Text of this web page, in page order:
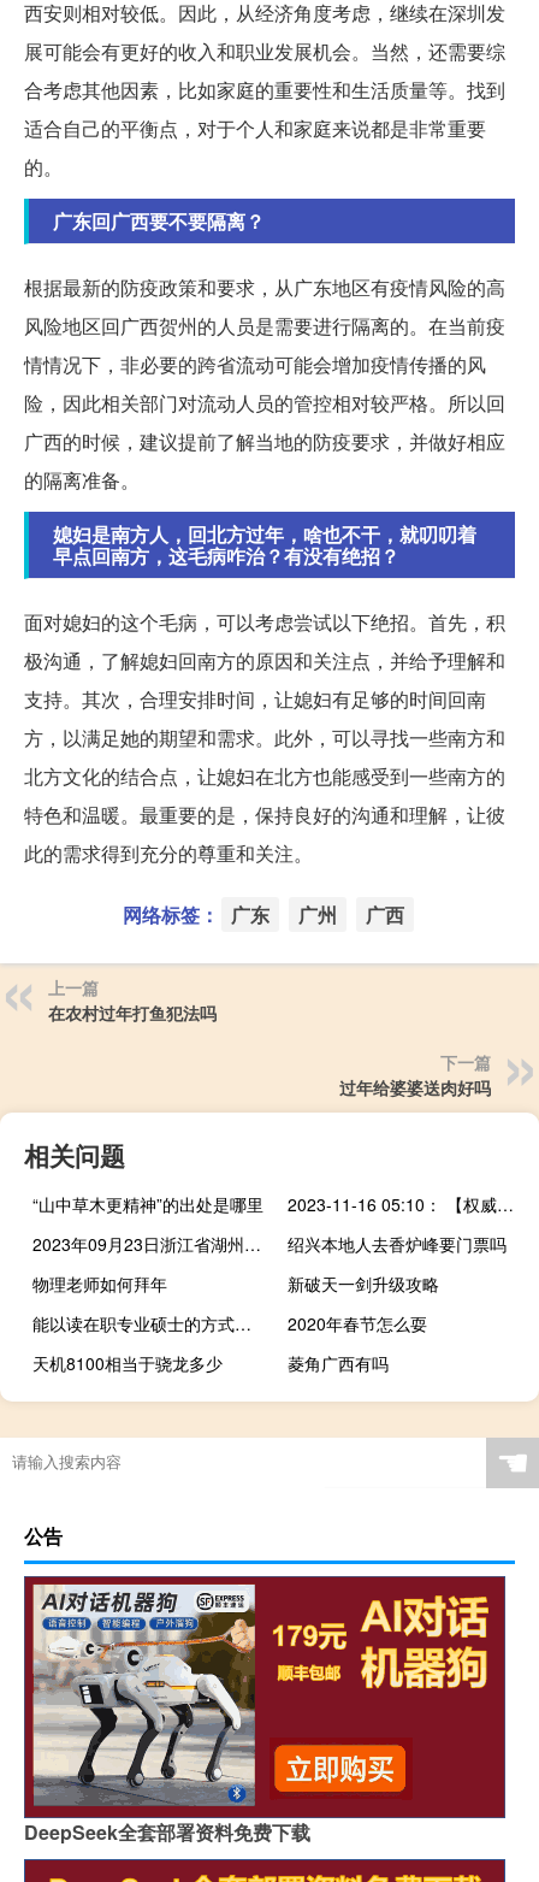
西安则相对较低。因此，从经济角度考虑，继续在深圳发
展可能会有更好的收入和职业发展机会。当然，还需要综
合考虑其他因素，比如家庭的重要性和生活质量等。找到
适合自己的平衡点，对于个人和家庭来说都是非常重要
的。
广东回广西要不要隔离？
根据最新的防疫政策和要求，从广东地区有疫情风险的高
风险地区回广西贺州的人员是需要进行隔离的。在当前疫
情情况下，非必要的跨省流动可能会增加疫情传播的风
险，因此相关部门对流动人员的管控相对较严格。所以回
广西的时候，建议提前了解当地的防疫要求，并做好相应
的隔离准备。
媳妇是南方人，回北方过年，啥也不干，就叨叨着
早点回南方，这毛病咋治？有没有绝招？
面对媳妇的这个毛病，可以考虑尝试以下绝招。首先，积
极沟通，了解媳妇回南方的原因和关注点，并给予理解和
支持。其次，合理安排时间，让媳妇有足够的时间回南
方，以满足她的期望和需求。此外，可以寻找一些南方和
北方文化的结合点，让媳妇在北方也能感受到一些南方的
特色和温暖。最重要的是，保持良好的沟通和理解，让彼
此的需求得到充分的尊重和关注。
网络标签： 广东 广州 广西
上一篇
在农村过年打鱼犯法吗
下一篇
过年给婆婆送肉好吗
相关问题
“山中草木更精神”的出处是哪里
2023-11-16 05:10： 【权威路况】11月16日05:05 S38王夏一级路部分收费站交通管制，请注意！2023年11月16日05:05受路面结冰及事故影响，根据通行条件，辖区交警暂对S38王夏一级路桑科至王格尔塘沿线各收费站入口实施临时交通管制。请途经车辆合理规划出行路线，注意行车安全。获取后续进展及了解最新路况信息请下载甘肃 ​​​
2023年09月23日浙江省湖州市疫情大数据-今日/今天疫情全网搜索最新实时消息动态情况通知播报
绍兴本地人去香炉峰要门票吗
物理老师如何拜年
新破天一剑升级攻略
能以读在职专业硕士的方式提升学历吗
2020年春节怎么耍
天机8100相当于骁龙多少
菱角广西有吗
☚
公告
DeepSeek全套部署资料免费下载